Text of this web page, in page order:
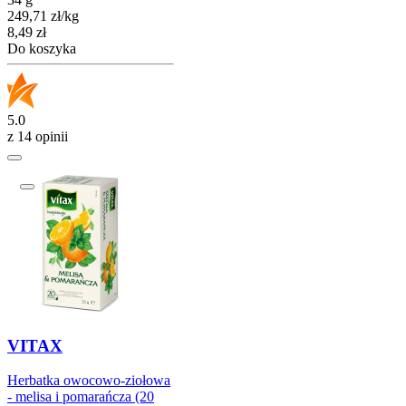
249,71 zł/kg
Cena
8,49 zł
Do koszyka
5.0
z 14 opinii
VITAX
Herbatka owocowo-ziołowa
- melisa i pomarańcza (20